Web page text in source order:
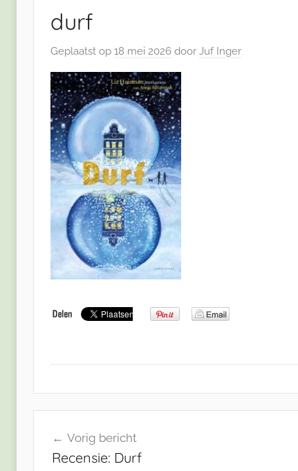
durf
Geplaatst op 18 mei 2026 door Juf Inger
navigatie
Vorig bericht
Recensie: Durf